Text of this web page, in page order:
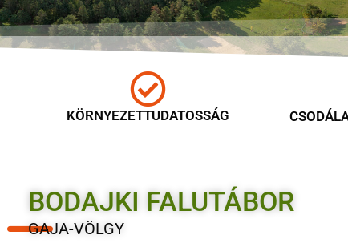
KÖRNYEZETTUDATOSSÁG
BODAJKI FALUTÁBOR
GAJA-VÖLGY